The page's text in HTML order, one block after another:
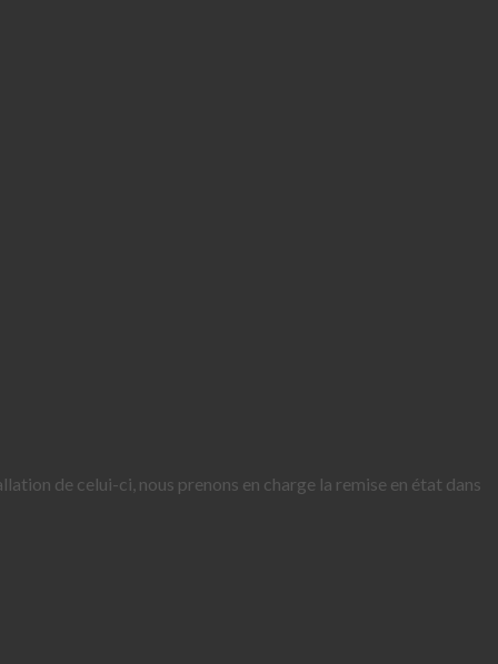
de celui-ci, nous prenons en charge la remise en état dans